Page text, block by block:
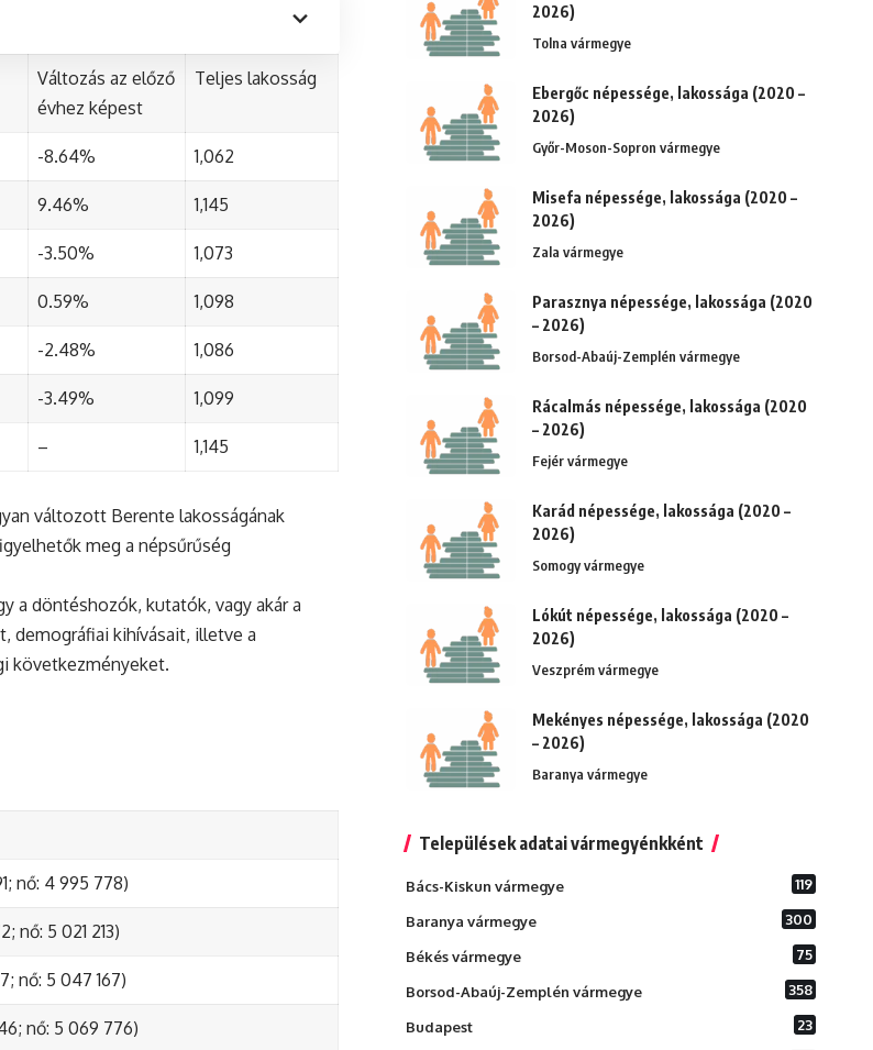
Változás az előző
évhez képest
Teljes lakosság
-8.64% 1,062
9.46% 1,145
-3.50% 1,073
0.59% 1,098
-2.48% 1,086
-3.49% 1,099
– 1,145
változott Berente lakosságának
meg a népsűrűség
a döntéshozók, kutatók, vagy akár a
demográfiai kihívásait, illetve a
következményeket.
nő: 4 995 778)
nő: 5 021 213)
nő: 5 047 167)
nő: 5 069 776)
2026)
Tolna vármegye
Ebergőc népessége, lakossága (2020 –
2026)
Győr-Moson-Sopron vármegye
Misefa népessége, lakossága (2020 –
2026)
Zala vármegye
Parasznya népessége, lakossága (2020
– 2026)
Borsod-Abaúj-Zemplén vármegye
Rácalmás népessége, lakossága (2020
– 2026)
Fejér vármegye
Karád népessége, lakossága (2020 –
2026)
Somogy vármegye
Lókút népessége, lakossága (2020 –
2026)
Veszprém vármegye
Mekényes népessége, lakossága (2020
– 2026)
Baranya vármegye
Települések adatai vármegyénkként
Bács-Kiskun vármegye 119
Baranya vármegye 300
Békés vármegye 75
Borsod-Abaúj-Zemplén vármegye 358
Budapest 23